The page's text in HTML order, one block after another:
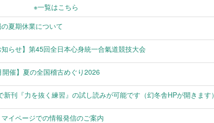
※一覧はこちら
夏期休業について
知らせ】第45回全日本心身統一合氣道競技大会
開催】夏の全国稽古めぐり2026
新刊『力を抜く練習』の試し読みが可能です（幻冬舎HPが開きます）
イページでの情報発信のご案内